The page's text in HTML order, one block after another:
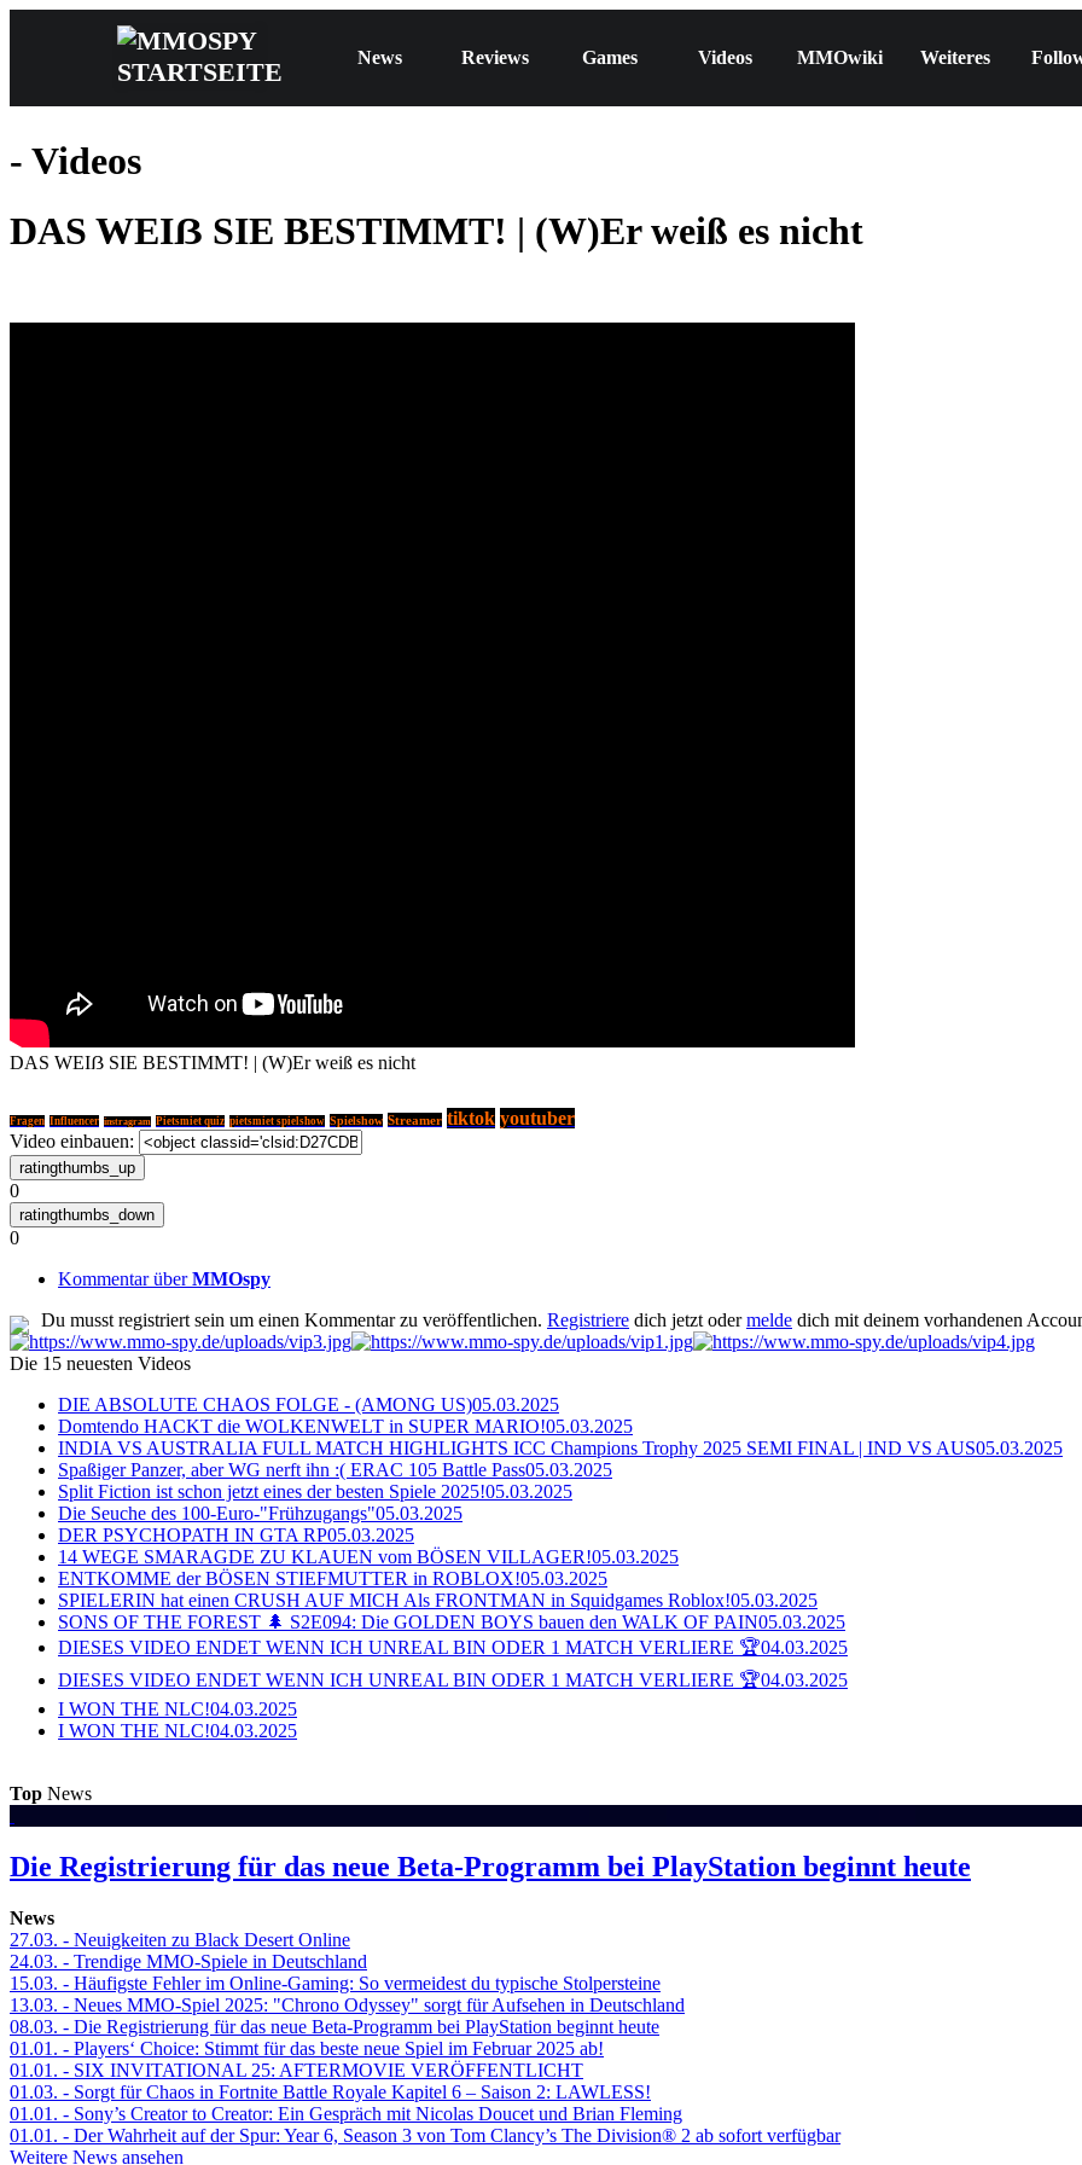
News Reviews Games Videos MMOwiki Weiteres
- Videos
DAS WEIẞ SIE BESTIMMT! | (W)Er weiß es nicht
DAS WEIẞ SIE BESTIMMT! | (W)Er weiß es nicht
Fragen Influencer instragram Pietsmiet quiz pietsmiet spielshow Spielshow Streamer tiktok youtuber
Video einbauen:
0
0
Kommentar überMMOspy
Du musst registriert sein um einen Kommentar zu veröffentlichen. Registriere dich jetzt odermelde dich mit deinem vorhandenen
Die 15 neuesten Videos
DIE ABSOLUTE CHAOS FOLGE - (AMONG US)05.03.2025
Domtendo HACKT die WOLKENWELT in SUPER MARIO!05.03.2025
INDIA VS AUSTRALIA FULL MATCH HIGHLIGHTS ICC Champions Trophy 2025 SEMI FINAL | IND VS AUS05.03.2025
Spaßiger Panzer, aber WG nerft ihn :( ERAC 105 Battle Pass05.03.2025
Split Fiction ist schon jetzt eines der besten Spiele 2025!05.03.2025
Die Seuche des 100-Euro-"Frühzugangs"05.03.2025
DER PSYCHOPATH IN GTA RP05.03.2025
14 WEGE SMARAGDE ZU KLAUEN vom BÖSEN VILLAGER!05.03.2025
ENTKOMME der BÖSEN STIEFMUTTER in ROBLOX!05.03.2025
SPIELERIN hat einen CRUSH AUF MICH Als FRONTMAN in Squidgames Roblox!05.03.2025
SONS OF THE FOREST 🌲 S2E094: Die GOLDEN BOYS bauen den WALK OF PAIN05.03.2025
DIESES VIDEO ENDET WENN ICH UNREAL BIN ODER 1 MATCH VERLIERE 🏆04.03.2025
DIESES VIDEO ENDET WENN ICH UNREAL BIN ODER 1 MATCH VERLIERE 🏆04.03.2025
I WON THE NLC!04.03.2025
I WON THE NLC!04.03.2025
Top News
Die Registrierung für das neue Beta-Programm bei PlayStation beginnt heute
News
27.03. - Neuigkeiten zu Black Desert Online
24.03. - Trendige MMO-Spiele in Deutschland
15.03. - Häufigste Fehler im Online-Gaming: So vermeidest du typische Stolpersteine
13.03. - Neues MMO-Spiel 2025: "Chrono Odyssey" sorgt für Aufsehen in Deutschland
08.03. - Die Registrierung für das neue Beta-Programm bei PlayStation beginnt heute
01.01. - Players‘ Choice: Stimmt für das beste neue Spiel im Februar 2025 ab!
01.01. - SIX INVITATIONAL 25: AFTERMOVIE VERÖFFENTLICHT
01.03. - Sorgt für Chaos in Fortnite Battle Royale Kapitel 6 – Saison 2: LAWLESS!
01.01. - Sony’s Creator to Creator: Ein Gespräch mit Nicolas Doucet und Brian Fleming
01.01. - Der Wahrheit auf der Spur: Year 6, Season 3 von Tom Clancy’s The Division® 2 ab sofort verfügbar
Weitere News ansehen